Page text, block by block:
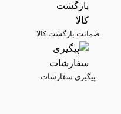
ضمانت بازگشت کالا
پیگیری سفارشات